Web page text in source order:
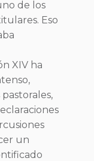
de los
Eso
XIV ha
un